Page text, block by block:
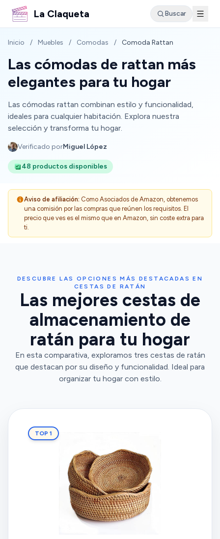
La Claqueta Buscar
Inicio / Muebles / Comodas / Comoda Rattan
Las cómodas de rattan más
elegantes para tu hogar
Las cómodas rattan combinan estilo y funcionalidad,
ideales para cualquier habitación. Explora nuestra
selección y transforma tu hogar.
Verificado porMiguel López
48 productos disponibles
Aviso de afiliación: Como Asociados de Amazon, obtenemos
una comisión por las compras que reúnen los requisitos. El
precio que ves es el mismo que en Amazon, sin coste extra para
ti.
DESCUBRE LAS OPCIONES MÁS DESTACADAS EN
CESTAS DE RATÁN
Las mejores cestas de
almacenamiento de
ratán para tu hogar
En esta comparativa, exploramos tres cestas de ratán
que destacan por su diseño y funcionalidad. Ideal para
organizar tu hogar con estilo.
TOP 1